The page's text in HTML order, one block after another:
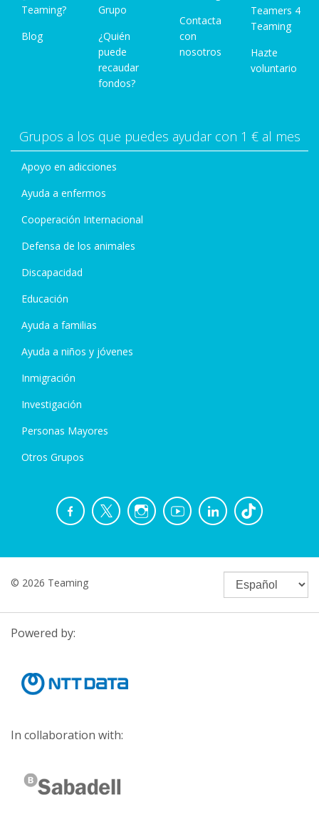
Teaming?
Blog
Grupo
¿Quién
puede
recaudar
fondos?
Contacta
con
nosotros
Teamers 4
Teaming
Hazte
voluntario
Grupos a los que puedes ayudar con 1 € al mes
Apoyo en adicciones
Ayuda a enfermos
Cooperación Internacional
Defensa de los animales
Discapacidad
Educación
Ayuda a familias
Ayuda a niños y jóvenes
Inmigración
Investigación
Personas Mayores
Otros Grupos
© 2026 Teaming
Powered by:
In collaboration with: